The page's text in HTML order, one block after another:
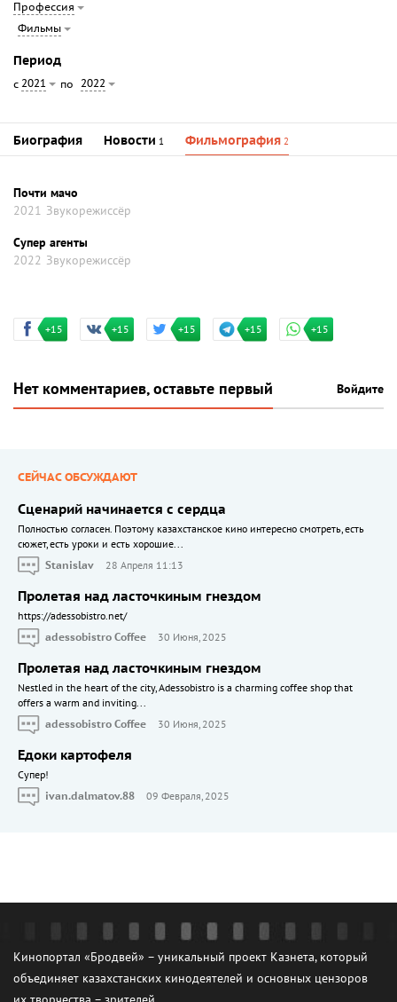
Профессия
Фильмы
Период
с 2021 по 2022
Биография Новости 1 Фильмография 2
Почти мачо
2021 Звукорежиссёр
Супер агенты
2022 Звукорежиссёр
+15 +15 +15 +15 +15
Нет комментариев, оставьте первый Войдите
СЕЙЧАС ОБСУЖДАЮТ
Сценарий начинается с сердца
Полностью согласен. Поэтому казахстанское кино интересно смотреть, есть
сюжет, есть уроки и есть хорошие...
Stanislav
28 Апреля 11:13
Пролетая над ласточкиным гнездом
https://adessobistro.net/
adessobistro Coffee
30 Июня, 2025
Пролетая над ласточкиным гнездом
Nestled in the heart of the city, Adessobistro is a charming coffee shop that
offers a warm and inviting...
adessobistro Coffee
30 Июня, 2025
Едоки картофеля
Cупер!
ivan.dalmatov.88
09 Февраля, 2025
Кинопортал «Бродвей» – уникальный проект Казнета, который
объединяет казахстанских кинодеятелей и основных цензоров